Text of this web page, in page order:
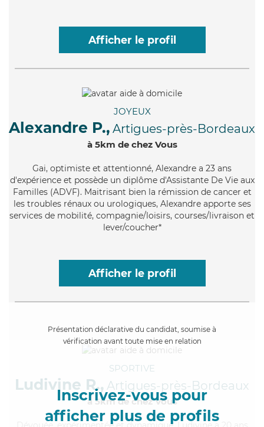
Afficher le profil
JOYEUX
Alexandre P., Artigues-près-Bordeaux
à 5km de chez Vous
Gai, optimiste et attentionné, Alexandre a 23 ans
d'expérience et possède un diplôme d'Assistante De Vie aux
Familles (ADVF). Maitrisant bien la rémission de cancer et
les troubles rénaux ou urologiques, Alexandre apporte ses
services de mobilité, compagnie/loisirs, courses/livraison et
lever/coucher*
Afficher le profil
Présentation déclarative du candidat, soumise à
vérification avant toute mise en relation
Inscrivez-vous pour
afficher plus de profils
SPORTIVE
Ludivine R., Artigues-près-Bordeaux
à 5km de chez Vous